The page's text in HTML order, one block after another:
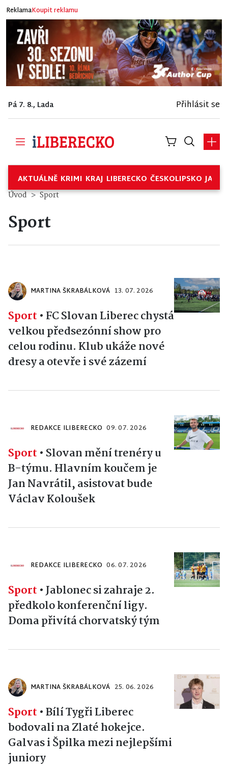
ReklamaKoupit reklamu
Pá 7. 8., Lada Přihlásit se
AKTUÁLNĚ KRIMI KRAJ LIBERECKO ČESKOLIPSKO
Úvod Sport
Sport
MARTINA ŠKRABÁLKOVÁ 13. 07. 2026
Sport • FC Slovan Liberec chystá
velkou předsezónní show pro
celou rodinu. Klub ukáže nové
dresy a otevře i své zázemí
REDAKCE ILIBERECKO 09. 07. 2026
Sport • Slovan mění trenéry u
B-týmu. Hlavním koučem je
Jan Navrátil, asistovat bude
Václav Koloušek
REDAKCE ILIBERECKO 06. 07. 2026
Sport •Jablonec si zahraje 2.
předkolo konferenční ligy.
Doma přivítá chorvatský tým
MARTINA ŠKRABÁLKOVÁ 25. 06. 2026
Sport •Bílí Tygři Liberec
bodovali na Zlaté hokejce.
Galvas i Špilka mezi nejlepšími
juniory